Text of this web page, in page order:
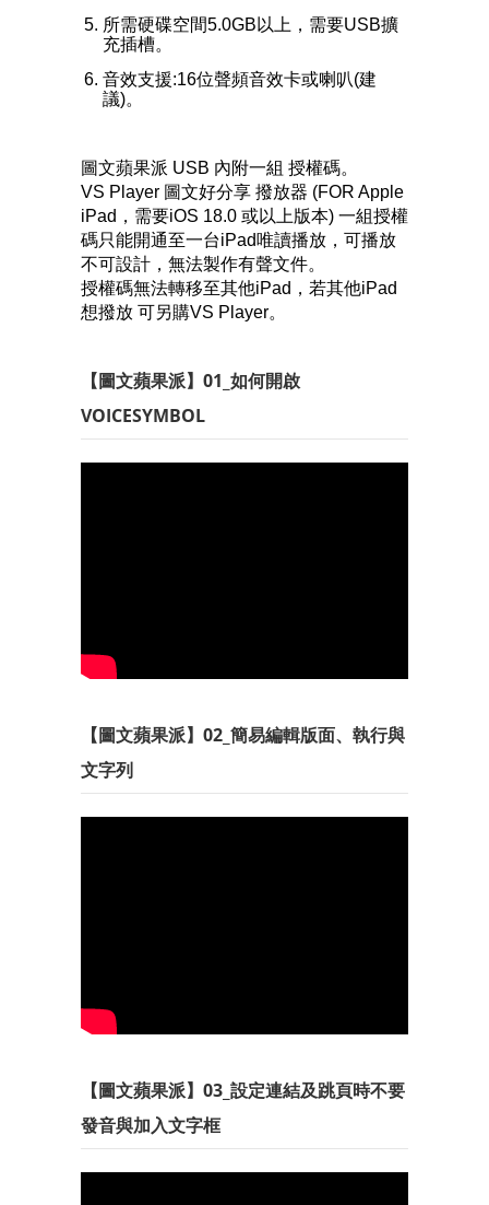
所需硬碟空間5.0GB以上，需要USB擴
充插槽。
音效支援:16位聲頻音效卡或喇叭(建
議)。
圖文蘋果派 USB 內附一組 授權碼。
VS Player 圖文好分享 撥放器 (FOR Apple
iPad，需要iOS 18.0 或以上版本) 一組授權
碼只能開通至一台iPad唯讀播放，可播放
不可設計，無法製作有聲文件。
授權碼無法轉移至其他iPad，若其他iPad
想撥放 可另購VS Player。
【圖文蘋果派】01_如何開啟
VOICESYMBOL
【圖文蘋果派】02_簡易編輯版面、執行與
文字列
【圖文蘋果派】03_設定連結及跳頁時不要
發音與加入文字框